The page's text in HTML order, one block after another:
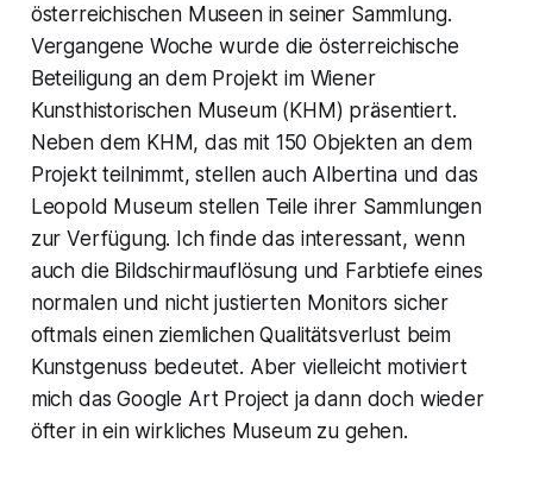
österreichischen Museen in seiner Sammlung.
Vergangene Woche wurde die österreichische
Beteiligung an dem Projekt im Wiener
Kunsthistorischen Museum (KHM) präsentiert.
Neben dem KHM, das mit 150 Objekten an dem
Projekt teilnimmt, stellen auch Albertina und das
Leopold Museum stellen Teile ihrer Sammlungen
zur Verfügung. Ich finde das interessant, wenn
auch die Bildschirmauflösung und Farbtiefe eines
normalen und nicht justierten Monitors sicher
oftmals einen ziemlichen Qualitätsverlust beim
Kunstgenuss bedeutet. Aber vielleicht motiviert
mich das Google Art Project ja dann doch wieder
öfter in ein wirkliches Museum zu gehen.